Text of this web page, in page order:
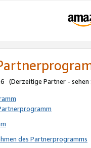
(Derzeitige Partner - sehen
des Partnerprogramms